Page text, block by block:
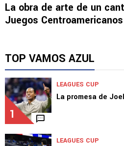
La obra de arte de un
Juegos Centroamericanos
TOP VAMOS AZUL
1
LEAGUES CUP
La promesa de
LEAGUES CUP